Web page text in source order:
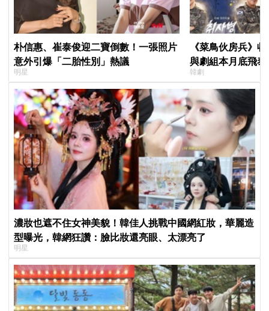
朴信惠、崔泰俊迎二寶倒數！一張照片
意外引爆「二胎性別」熱議
明星
《菜鳥伙房兵》
與劇組本月底飛
行，慶祝亮眼成績
韓劇
濃妝也遮不住女神美貌！韓佳人挑戰中國網紅妝，華麗造
型曝光，韓網狂讚：臉比妝還亮眼、太漂亮了
明星